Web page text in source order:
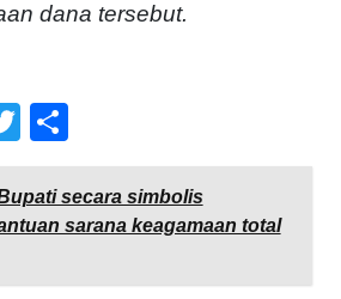
dana tersebut.
Twitter
secara simbolis
sarana keagamaan total